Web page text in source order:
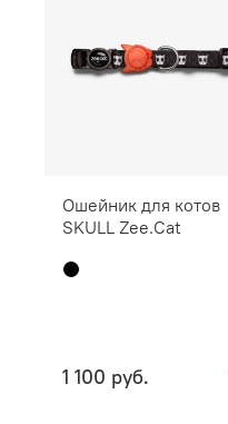
Ошейник для котов
SKULL Zee.Cat
1 100 руб.